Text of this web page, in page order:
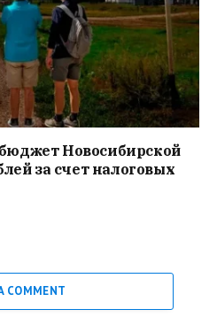
Новосибирской
за счет налоговых
COMMENT